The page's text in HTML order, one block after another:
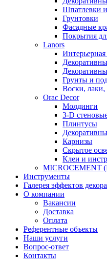
Шпатлевки
Грунтовки
Фасадные
Покрытия
Lanors
Интерьерная
Грунты и
Воски, лаки,
Orac Decor
Молдинги
3-D
Плинтусы
Карнизы
Скрытое
Клеи и
MICROCEMENT
Инструменты
Галерея эффектов
О компании
Вакансии
Доставка
Оплата
Референтные объекты
Наши услуги
Вопрос-ответ
Контакты